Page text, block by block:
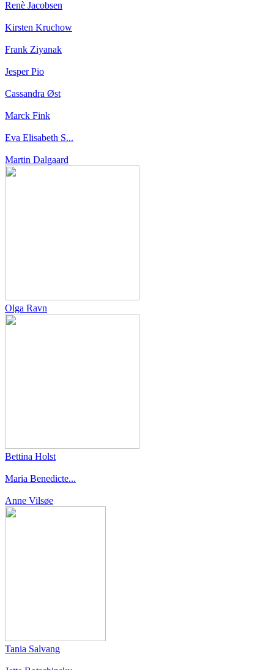
Renè Jacobsen
Kirsten Kruchow
Frank Ziyanak
Jesper Pio
Cassandra Øst
Marck Fink
Eva Elisabeth S...
Martin Dalgaard
Olga Ravn
Bettina Holst
Maria Benedicte...
Anne Vilsøe
Tania Salvang